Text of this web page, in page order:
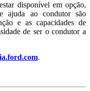
disponível em opção,
ajuda ao condutor são
e as capacidades de
de ser o condutor a
.